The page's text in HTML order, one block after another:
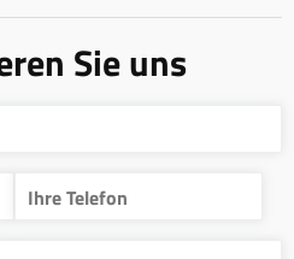
Sie uns